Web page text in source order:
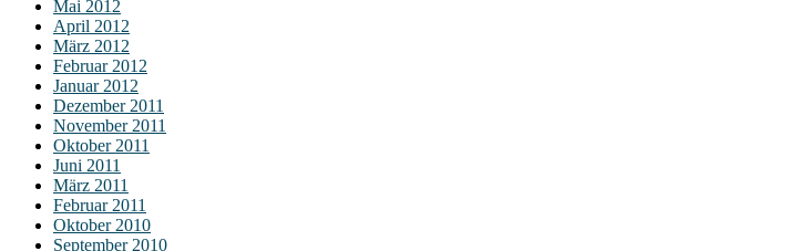
Mai 2012
April 2012
März 2012
Februar 2012
Januar 2012
Dezember 2011
November 2011
Oktober 2011
Juni 2011
März 2011
Februar 2011
Oktober 2010
September 2010